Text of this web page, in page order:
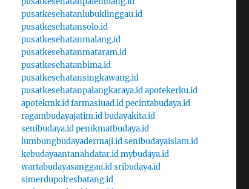
pusatkesehatanlubuklinggau.id
pusatkesehatansolo.id
pusatkesehatanmalang.id
pusatkesehatanmataram.id
pusatkesehatanbima.id
pusatkesehatansingkawang.id
pusatkesehatanpalangkaraya.idapotekerku.id
apotekmk.idfarmasiuad.idpecintabudaya.id
ragambudayajatim.idbudayakita.id
senibudaya.idpenikmatbudaya.id
lumbungbudayadermaji.idsenibudayaislam.id
kebudayaantanahdatar.idmybudaya.id
wartabudayasanggau.idsribudaya.id
simerdupolresbatang.id